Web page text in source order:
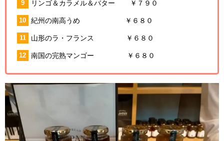
リンゴ＆カラメル＆バター ￥７９０
紀州の南高うめ ￥６８０
山形のラ・フランス ￥６８０
南国の完熟マンゴー ￥６８０